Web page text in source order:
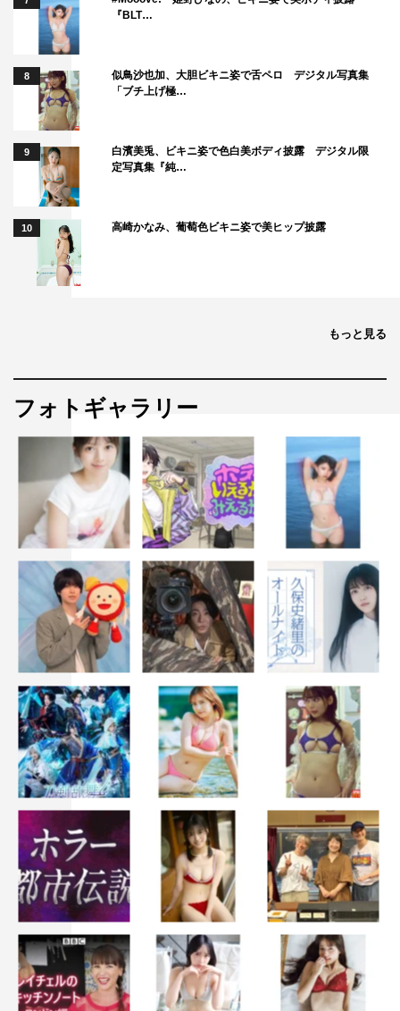
『BLT…
8
似鳥沙也加、大胆ビキニ姿で舌ペロ デジタル写真集
「ブチ上げ極…
9
白濱美兎、ビキニ姿で色白美ボディ披露 デジタル限
定写真集『純…
10 高崎かなみ、葡萄色ビキニ姿で美ヒップ披露
もっと見る
フォトギャラリー